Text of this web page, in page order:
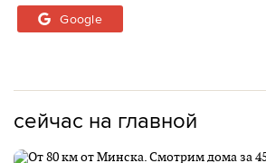
Google
сейчас на главной